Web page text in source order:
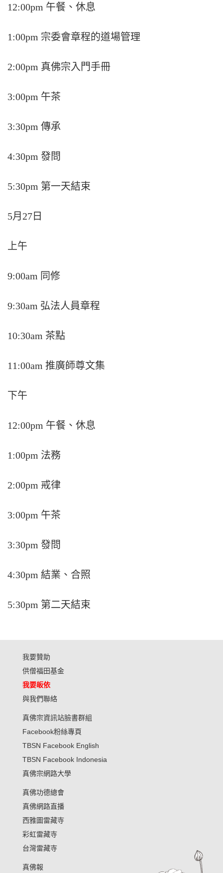
12:00pm 午餐、休息
1:00pm 宗委會章程的道場管理
2:00pm 真佛宗入門手冊
3:00pm 午茶
3:30pm 傳承
4:30pm 發問
5:30pm 第一天結束
5月27日
上午
9:00am 同修
9:30am 弘法人員章程
10:30am 茶點
11:00am 推廣師尊文集
下午
12:00pm 午餐、休息
1:00pm 法務
2:00pm 戒律
3:00pm 午茶
3:30pm 發問
4:30pm 結業、合照
5:30pm 第二天結束
我要贊助
供僧福田基金
我要皈依
與我們聯絡
真佛宗資訊站臉書群組
Facebook粉絲專頁
TBSN Facebook English
TBSN Facebook Indonesia
真佛宗網路大學
真佛功德總會
真佛網路直播
西雅圖雷藏寺
彩虹雷藏寺
台灣雷藏寺
真佛報